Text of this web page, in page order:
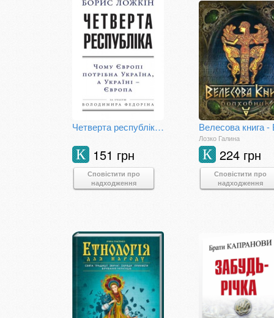
Четверта республіка: Чому Європі потрібна Україна, а Україні — Європа
151 грн
К
Сповістити про
надходження
Лозко Галина
224 грн
К
Сповістити про
надходження